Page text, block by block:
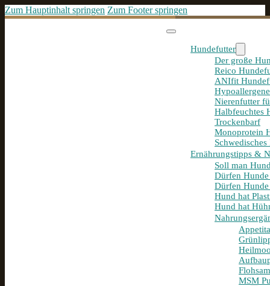
Zum Hauptinhalt springen Zum Footer springen
Hundefutter
Der große
Reico
ANIfit
Nierenfutter
Halbfeuchtes
Trockenbarf
Monoprotein
Ernährungstipps &
Soll man
Dürfen
Dürfen Hunde
Hund hat
Hund hat
MSM